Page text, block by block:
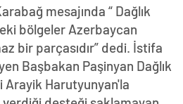
mesajında “ Dağlık
bölgeler Azerbaycan
bir parçasıdır” dedi. İstifa
Başbakan Paşinyan Dağlık
Arayik Harutyunyan'la